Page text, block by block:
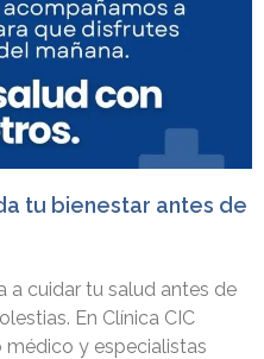
tu bienestar antes de
a cuidar tu salud antes de
En Clínica CIC
y especialistas